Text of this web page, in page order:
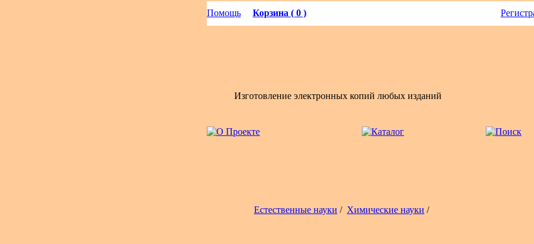
Помощь Корзина ( 0 )
Изготовление электронных копий любых изданий
Естественные науки / Химические науки /